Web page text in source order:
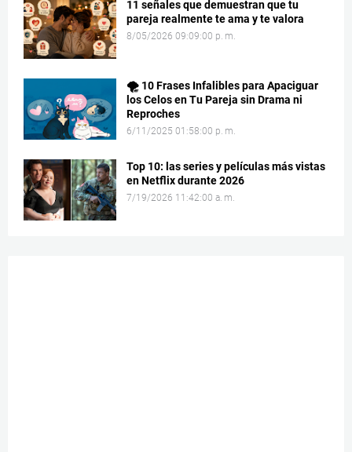
11 señales que demuestran que tu
pareja realmente te ama y te valora
8/05/2026 09:09:00 p. m.
🌪️ 10 Frases Infalibles para Apaciguar
los Celos en Tu Pareja sin Drama ni
Reproches
6/11/2025 01:58:00 p. m.
Top 10: las series y películas más vistas
en Netflix durante 2026
7/19/2026 11:42:00 a. m.